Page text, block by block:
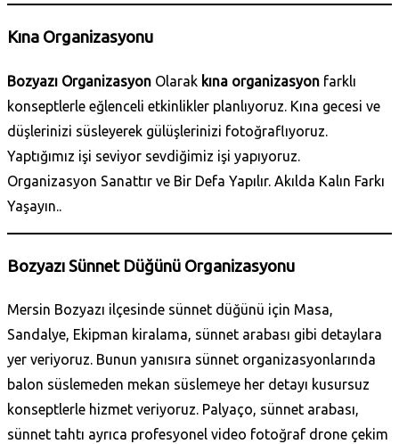
Kına Organizasyonu
Bozyazı Organizasyon Olarak kına organizasyon farklı
konseptlerle eğlenceli etkinlikler planlıyoruz. Kına gecesi ve
düşlerinizi süsleyerek gülüşlerinizi fotoğraflıyoruz.
Yaptığımız işi seviyor sevdiğimiz işi yapıyoruz.
Organizasyon Sanattır ve Bir Defa Yapılır. Akılda Kalın Farkı
Yaşayın..
Bozyazı Sünnet Düğünü Organizasyonu
Mersin Bozyazı ilçesinde sünnet düğünü için Masa,
Sandalye, Ekipman kiralama, sünnet arabası gibi detaylara
yer veriyoruz. Bunun yanısıra sünnet organizasyonlarında
balon süslemeden mekan süslemeye her detayı kusursuz
konseptlerle hizmet veriyoruz. Palyaço, sünnet arabası,
sünnet tahtı ayrıca profesyonel video fotoğraf drone çekim